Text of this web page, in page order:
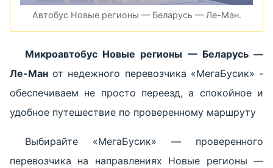
Автобус Новые регионы — Беларусь — Ле-Ман.
Микроавтобус Новые регионы — Беларусь —
Ле-Ман от недежного перевозчика «МегаБусик» -
обеспечиваем не просто переезд, а спокойное и
удобное путешествие по проверенному маршруту
Выбирайте «МегаБусик» — проверенного
перевозчика на направлениях Новые регионы —